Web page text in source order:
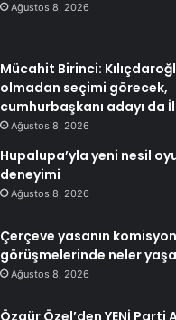
Ağustos 8, 2026
Mücahit Birinci:
olmadan seçimi görecek,
cumhurbaşkanı adayı da
Ağustos 8, 2026
Hupalupa’yla yeni nesil
deneyimi
Ağustos 8, 2026
Çerçeve yasanın komisyon
görüşmelerinde neler
Ağustos 8, 2026